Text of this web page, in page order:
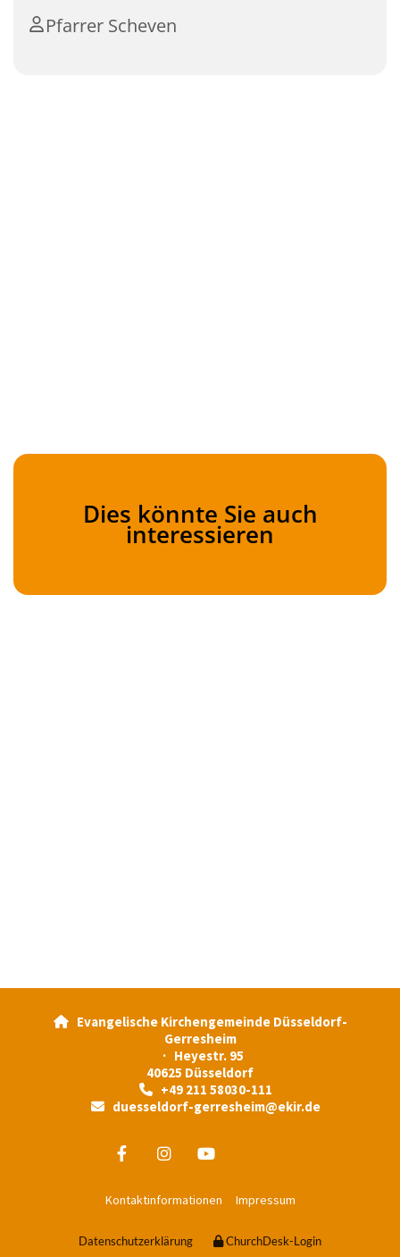
Pfarrer Scheven
Dies könnte Sie auch
interessieren
Evangelische Kirchengemeinde Düsseldorf-
Gerresheim
· Heyestr. 95
40625 Düsseldorf
+49 211 58030-111
duesseldorf-gerresheim@ekir.de
Kontaktinformationen Impressum
Datenschutzerklärung ChurchDesk-Login